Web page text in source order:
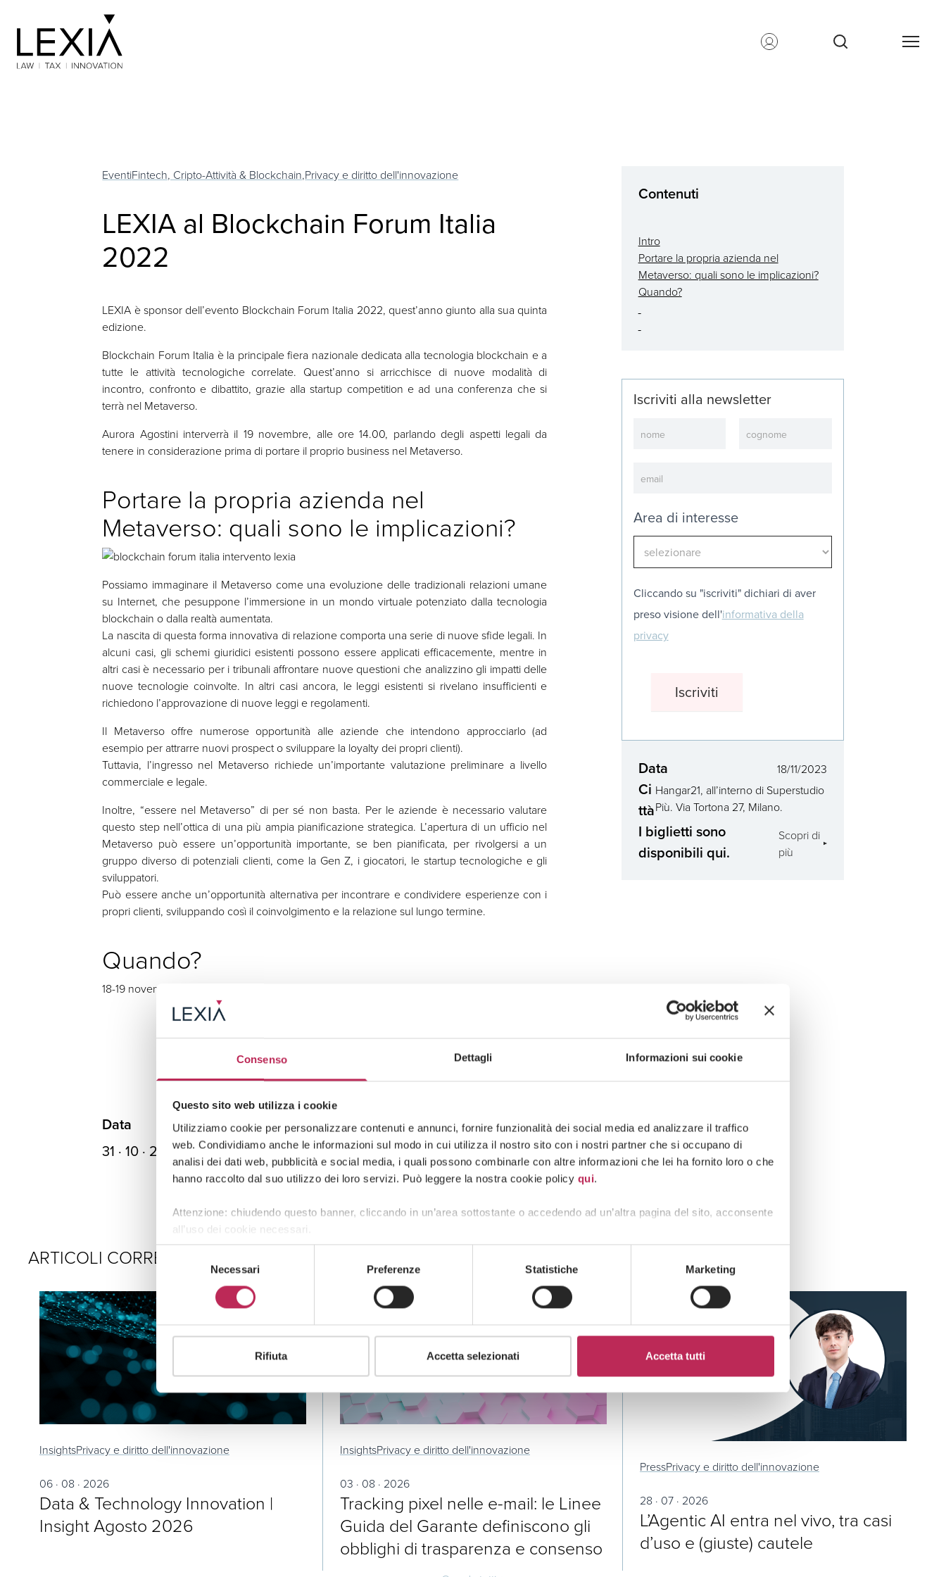
Consenso Dettagli Informazioni sui cookie
Questo sito web utilizza i cookie
Utilizziamo cookie per personalizzare contenuti e annunci, fornire funzionalità dei social media ed analizzare il traffico
web. Condividiamo anche le informazioni sul modo in cui utilizza il nostro sito con i nostri partner che si occupano di
analisi dei dati web, pubblicità e social media, i quali possono combinarle con altre informazioni che lei ha fornito loro o che
hanno raccolto dal suo utilizzo dei loro servizi. Può leggere la nostra cookie policy qui.
Attenzione: chiudendo questo banner, cliccando in un’area sottostante o accedendo ad un’altra pagina del sito, acconsente
all’uso dei cookie necessari.
Selezione
Necessari Preferenze Statistiche Marketing
Rifiuta Accetta selezionati Accetta tutti
EventiFintech, Cripto-Attività & Blockchain,Privacy e diritto dell'innovazione
LEXIA al Blockchain Forum Italia
2022
Contenuti
Intro
Portare la propria azienda nel
Metaverso: quali sono le implicazioni?
Quando?
Iscriviti alla newsletter
Area di interesse
Cliccando su "iscriviti" dichiari di aver
preso visione dell'informativa della
privacy
Data 18/11/2023
Ci
ttà
Hangar21, all’interno di Superstudio
Più. Via Tortona 27, Milano.
I biglietti sono
disponibili qui.
Scopri di
più
LEXIA è sponsor dell’evento Blockchain Forum Italia 2022, quest’anno giunto alla sua quinta
edizione.
Blockchain Forum Italia è la principale fiera nazionale dedicata alla tecnologia blockchain e a
tutte le attività tecnologiche correlate. Quest’anno si arricchisce di nuove modalità di
incontro, confronto e dibattito, grazie alla startup competition e ad una conferenza che si
terrà nel Metaverso.
Aurora Agostini interverrà il 19 novembre, alle ore 14.00, parlando degli aspetti legali da
tenere in considerazione prima di portare il proprio business nel Metaverso.
Portare la propria azienda nel
Metaverso: quali sono le implicazioni?
Possiamo immaginare il Metaverso come una evoluzione delle tradizionali relazioni umane
su Internet, che pesuppone l’immersione in un mondo virtuale potenziato dalla tecnologia
blockchain o dalla realtà aumentata.
La nascita di questa forma innovativa di relazione comporta una serie di nuove sfide legali. In
alcuni casi, gli schemi giuridici esistenti possono essere applicati efficacemente, mentre in
altri casi è necessario per i tribunali affrontare nuove questioni che analizzino gli impatti delle
nuove tecnologie coinvolte. In altri casi ancora, le leggi esistenti si rivelano insufficienti e
richiedono l’approvazione di nuove leggi e regolamenti.
Il Metaverso offre numerose opportunità alle aziende che intendono approcciarlo (ad
esempio per attrarre nuovi prospect o sviluppare la loyalty dei propri clienti).
Tuttavia, l’ingresso nel Metaverso richiede un’importante valutazione preliminare a livello
commerciale e legale.
Inoltre, “essere nel Metaverso” di per sé non basta. Per le aziende è necessario valutare
questo step nell’ottica di una più ampia pianificazione strategica. L’apertura di un ufficio nel
Metaverso può essere un’opportunità importante, se ben pianificata, per rivolgersi a un
gruppo diverso di potenziali clienti, come la Gen Z, i giocatori, le startup tecnologiche e gli
sviluppatori.
Può essere anche un’opportunità alternativa per incontrare e condividere esperienze con i
propri clienti, sviluppando così il coinvolgimento e la relazione sul lungo termine.
Quando?
18-19 novembre 2022.
Data
31 · 10 · 2022
ARTICOLI CORRELATI
InsightsPrivacy e diritto dell'innovazione
06 · 08 · 2026
Data & Technology Innovation |
Insight Agosto 2026
InsightsPrivacy e diritto dell'innovazione
03 · 08 · 2026
Tracking pixel nelle e-mail: le Linee
Guida del Garante definiscono gli
obblighi di trasparenza e consenso
PressPrivacy e diritto dell'innovazione
28 · 07 · 2026
L’Agentic AI entra nel vivo, tra casi
d’uso e (giuste) cautele